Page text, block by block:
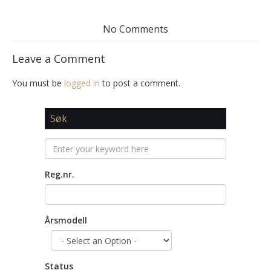
No Comments
Leave a Comment
You must be logged in to post a comment.
Søk
Reg.nr.
Årsmodell
Status